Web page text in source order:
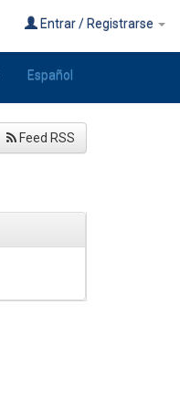
Entrar / Registrarse
Español
Feed RSS